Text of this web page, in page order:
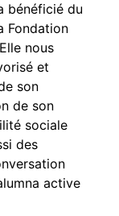
bénéficié du
Fondation
nous
et
son
de son
sociale
des
active